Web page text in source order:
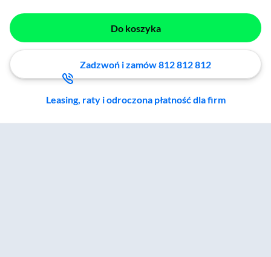
Do koszyka
Zadzwoń i zamów 812 812 812
Leasing, raty i odroczona płatność dla firm